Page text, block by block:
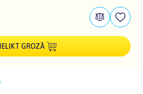
IELIKT GROZĀ